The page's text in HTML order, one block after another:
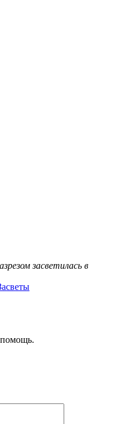
засветилась в